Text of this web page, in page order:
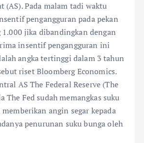
Pada malam tadi waktu
pengangguran pada pekan
jika dibandingkan dengan
insentif pengangguran ini
angka tertinggi dalam 3 tahun
riset Bloomberg Economics.
AS The Federal Reserve (The
Fed sudah memangkas suku
angin segar kepada
penurunan suku bunga oleh